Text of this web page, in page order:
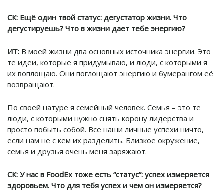
СК: Ещё один твой статус: дегустатор жизни. Что
дегустируешь? Что в жизни дает тебе энергию?
ИТ: В моей жизни два основных источника энергии. Это
те идеи, которые я придумываю, и люди, с которыми я
их воплощаю. Они поглощают энергию и бумерангом её
возвращают.
По своей натуре я семейный человек. Семья – это те
люди, с которыми нужно снять корону лидерства и
просто побыть собой. Все наши личные успехи ничто,
если нам не с кем их разделить. Близкое окружение,
семья и друзья очень меня заряжают.
СК: У нас в FoodEx тоже есть “статус”: успех измеряется
здоровьем. Что для тебя успех и чем он измеряется?